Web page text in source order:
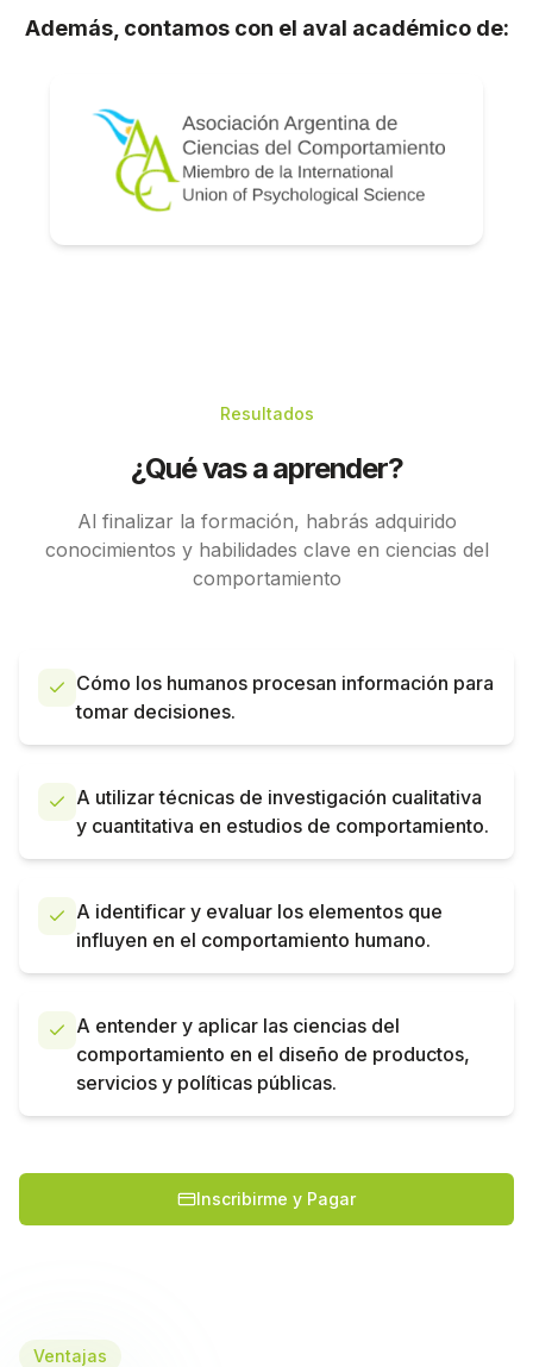
Además, contamos con el aval académico de:
Resultados
¿Qué vas a aprender?
Al finalizar la formación, habrás adquirido
conocimientos y habilidades clave en ciencias del
comportamiento
Cómo los humanos procesan información para
tomar decisiones.
A utilizar técnicas de investigación cualitativa
y cuantitativa en estudios de comportamiento.
A identificar y evaluar los elementos que
influyen en el comportamiento humano.
A entender y aplicar las ciencias del
comportamiento en el diseño de productos,
servicios y políticas públicas.
Inscribirme y Pagar
Ventajas